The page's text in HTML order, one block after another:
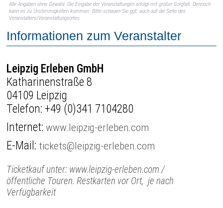
Alle Angaben ohne Gewähr. Die Eingabe der Veranstaltungen erfolgt mit großer Sorgfalt. Dennoch
kann es zu Unstimmigkeiten kommen. Bitte schauen Sie ggf. auch auf die Seite des
Veranstalters/Veranstaltungsortes.
Informationen zum Veranstalter
Leipzig Erleben GmbH
Katharinenstraße 8
04109 Leipzig
Telefon: +49 (0)341 7104280
Internet:www.leipzig-erleben.com
E-Mail: tickets@leipzig-erleben.com
Ticketkauf unter: www.leipzig-erleben.com /
öffentliche Touren. Restkarten vor Ort, je nach
Verfügbarkeit